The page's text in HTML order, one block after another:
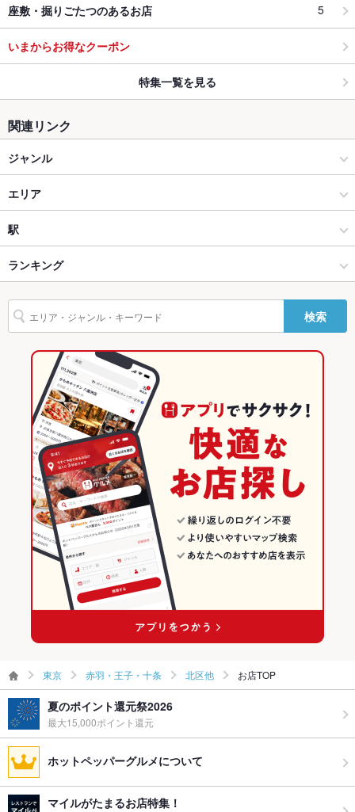
座敷・掘りごたつのあるお店 5
いまからお得なクーポン
特集一覧を見る
関連リンク
ジャンル
その他グルメ
軽食・その他グルメ
赤羽・王子・十条 × その他グルメ
赤羽・王子・十条 × 軽食・その他グルメ
駒込駅 × その他グルメ
駒込駅 × 軽食・その他グルメ
エリア
北区他
北区他 × その他グルメ
北区他 × 軽食・その他グルメ
東京
東京 × その他グルメ
東京 × 軽食・その他グルメ
駅
駒込駅
ランキング
東京のグルメランキング
赤羽・王子・十条のグルメランキング
北区他のグルメランキング
検索
東京 赤羽・王子・十条 北区他 お店TOP
夏のポイント還元祭2026
最大15,000ポイント還元
ホットペッパーグルメについて
マイルがたまるお店特集！